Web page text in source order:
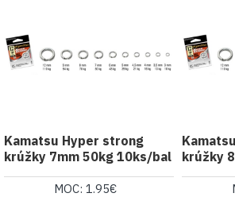
Kamatsu Hyper strong
krúžky 7mm 50kg 10ks/bal
MOC: 1.95€
krúžky